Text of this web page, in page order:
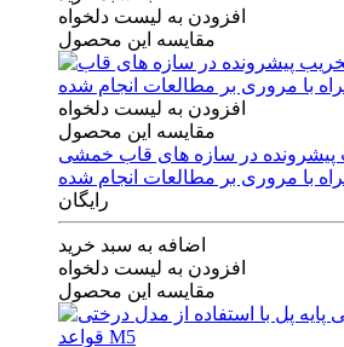
افزودن به لیست دلخواه
مقایسه این محصول
افزودن به لیست دلخواه
مقایسه این محصول
پیشرونده در سازه های قاب خمشی
با مروری بر مطالعات انجام شده
رایگان
اضافه به سبد خرید
افزودن به لیست دلخواه
مقایسه این محصول